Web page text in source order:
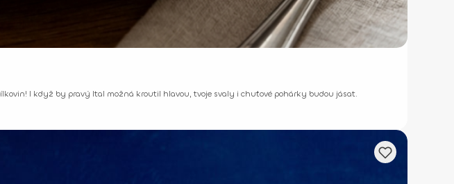
I když by pravý Ital možná kroutil hlavou, tvoje svaly i chuťové pohárky budou jásat.